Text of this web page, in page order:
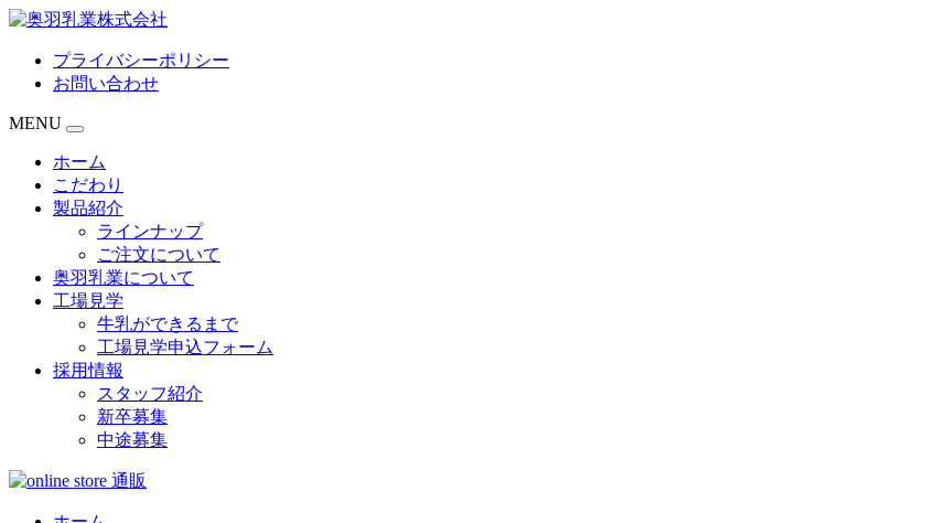
プライバシーポリシー
お問い合わせ
MENU
ホーム
こだわり
製品紹介
ラインナップ
ご注文について
奥羽乳業について
工場見学
牛乳ができるまで
工場見学申込フォーム
採用情報
スタッフ紹介
新卒募集
中途募集